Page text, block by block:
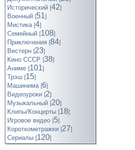
Исторический [42]
Военный [51]
Мистика [4]
Семейный [108]
Приключения [84]
Вестерн [23]
Кино СССР [38]
Аниме [101]
Трэш [15]
Машинима [6]
Видеоуроки [2]
Музыкальный [20]
Клипы/Концерты [18]
Игровое видео [5]
Короткометражки [27]
Cериалы [120]